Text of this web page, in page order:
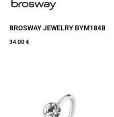
BROSWAY JEWELRY BYM184B
34.00 €